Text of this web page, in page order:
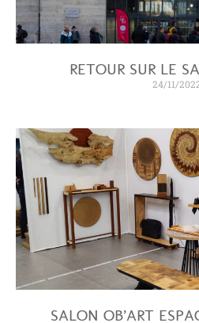
RETOUR SUR LE
24/11/
SALON OB’ART